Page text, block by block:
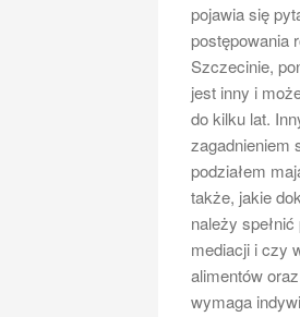
pojawia się
postępowania
Szczecinie,
jest inny i
do kilku lat.
zagadnieniem
podziałem
także, jakie
należy
mediacji i czy
alimentów
wymaga